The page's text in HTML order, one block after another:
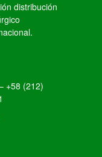
distribución
+58 (212)